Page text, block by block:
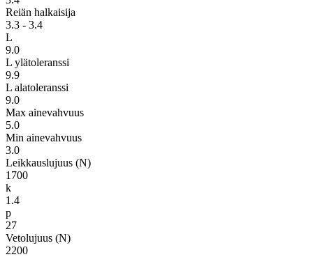
Reiän halkaisija
3.3 - 3.4
L
9.0
L ylätoleranssi
9.9
L alatoleranssi
9.0
Max ainevahvuus
5.0
Min ainevahvuus
3.0
Leikkauslujuus (N)
1700
k
1.4
p
27
Vetolujuus (N)
2200